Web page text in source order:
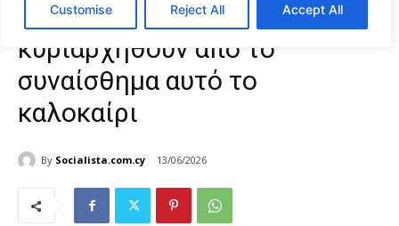
Customise Reject All Accept All
Αυτά τα 5 ζώδια θα
κυριαρχηθούν από το
συναίσθημα αυτό το
καλοκαίρι
By Socialista.com.cy 13/06/2026